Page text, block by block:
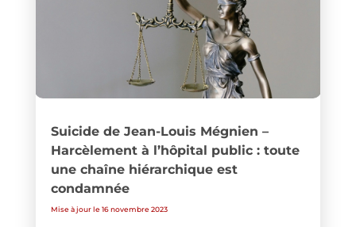
Suicide de Jean-Louis Mégnien –
Harcèlement à l’hôpital public : toute
une chaîne hiérarchique est
condamnée
Mise à jour le 16 novembre 2023